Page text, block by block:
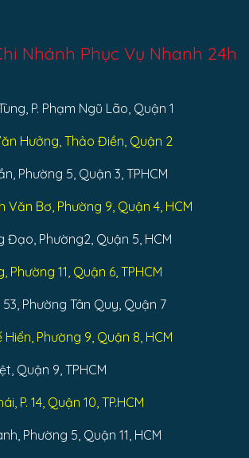
Nhánh Phục Vụ Nhanh 24h
P. Phạm Ngũ Lão, Quận 1
Hưởng, Thảo Điền, Quận 2
Phường 5, Quận 3, TPHCM
Văn Bơ, Phường 9, Quận 4, HCM
Đạo, Phường2, Quận 5, HCM
Phường 11, Quận 6, TPHCM
Phường Tân Quy, Quận 7
Hiển, Phường 9, Quận 8, HCM
Quận 9, TPHCM
P. 14, Quận 10, TP.HCM
Phường 5, Quận 11, HCM